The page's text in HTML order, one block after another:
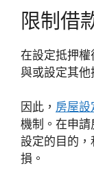
限制借
在設定抵押
與或設定其他
因此， 房屋設
機制。在申
設定的目的
損。